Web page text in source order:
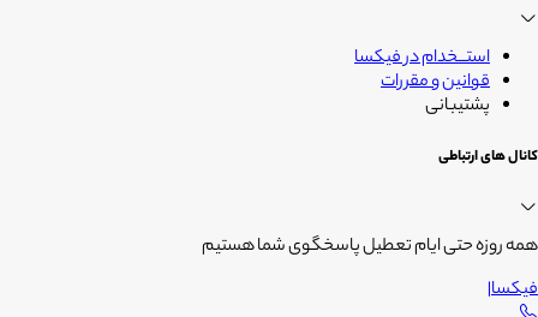
استــخدام در فیکسا
قوانین و مقررات
پشتیبانی
کانال های ارتباطی
همه روزه حتی ایام تعطیل پاسخگوی شما هستیم
فیکسا|